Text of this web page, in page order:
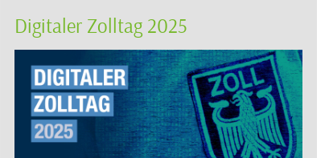
Digitaler Zolltag 2025